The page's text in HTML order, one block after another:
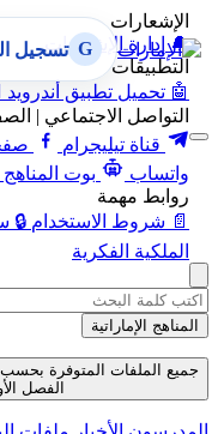
الإشعارات
🔔 إدارة الإشعارات
التطبيقات
🤖 تحميل تطبيق أندرويد
التواصل الاجتماعي |
قناة تيليجرام
واتساب
بوت المناهج
روابط مهمة
📄 شروط الاستخدام 🔒
الملكية الفكرية
G تسجيل
المناهج الإماراتية
جميع الملفات المتوفرة
الفصل الأول